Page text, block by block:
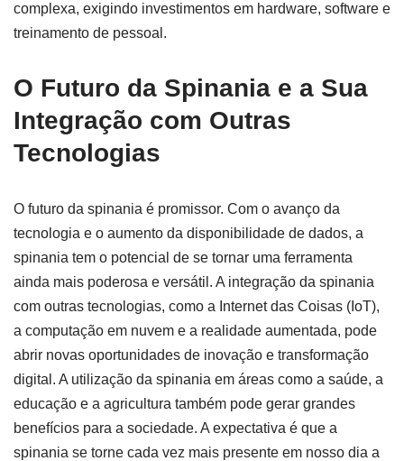
complexa, exigindo investimentos em hardware, software e
treinamento de pessoal.
O Futuro da Spinania e a Sua
Integração com Outras
Tecnologias
O futuro da spinania é promissor. Com o avanço da
tecnologia e o aumento da disponibilidade de dados, a
spinania tem o potencial de se tornar uma ferramenta
ainda mais poderosa e versátil. A integração da spinania
com outras tecnologias, como a Internet das Coisas (IoT),
a computação em nuvem e a realidade aumentada, pode
abrir novas oportunidades de inovação e transformação
digital. A utilização da spinania em áreas como a saúde, a
educação e a agricultura também pode gerar grandes
benefícios para a sociedade. A expectativa é que a
spinania se torne cada vez mais presente em nosso dia a